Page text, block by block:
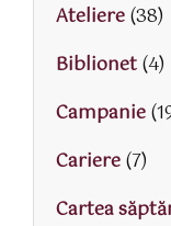
Ateliere(38)
Biblionet(4)
Campanie
Cariere(7)
Cartea